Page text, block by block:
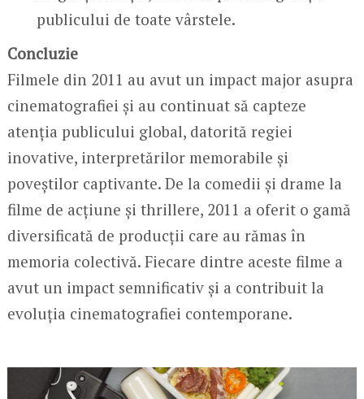
publicului de toate vârstele.
Concluzie
Filmele din 2011 au avut un impact major asupra
cinematografiei și au continuat să capteze
atenția publicului global, datorită regiei
inovative, interpretărilor memorabile și
poveștilor captivante. De la comedii și drame la
filme de acțiune și thrillere, 2011 a oferit o gamă
diversificată de producții care au rămas în
memoria colectivă. Fiecare dintre aceste filme a
avut un impact semnificativ și a contribuit la
evoluția cinematografiei contemporane.